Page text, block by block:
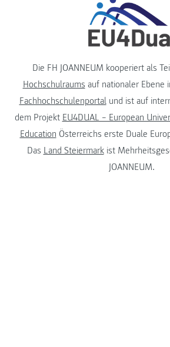
Die FH JOANNEUM kooperiert als
Hochschulraums auf nationaler Ebene
Fachhochschulenportalund ist auf
dem Projekt EU4DUAL – European
Education Österreichs erste Duale
Das Land Steiermarkist
JOANNEUM.